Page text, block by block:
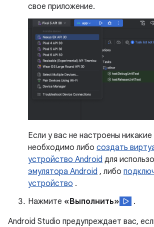
свое приложение.
Если у вас не настроены
необходимо либо создать
устройство Android для
эмулятора Android , либо
устройство .
Нажмите «Выполнить»
.
Android Studio предупреждает вас,